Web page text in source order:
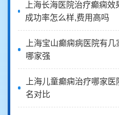
上海长海医院治疗癫痫
成功率怎么样,费用高吗
上海宝山癫痫病医院有
哪家强
上海儿童癫痫治疗哪家
名对比